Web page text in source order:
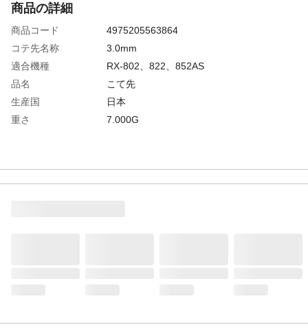
商品の詳細
商品コード
4975205563864
コテ先名称
3.0mm
適合機種
RX-802、822、852AS
品名
こて先
生産国
日本
重さ
7.000G